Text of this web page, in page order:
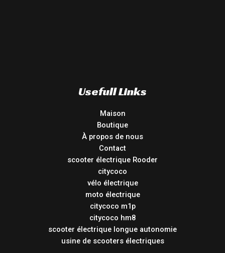
Usefull Links
Maison
Boutique
À propos de nous
Contact
scooter électrique Rooder
citycoco
vélo électrique
moto électrique
citycoco m1p
citycoco hm8
scooter électrique longue autonomie
usine de scooters électriques